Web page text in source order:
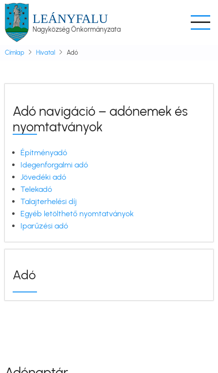
Ugrás
tartalomra
LEÁNYFALU
Nagyközség Önkormányzata
Címlap Hivatal Adó
Adó navigáció – adónemek és
nyomtatványok
Építményadó
Idegenforgalmi adó
Jövedéki adó
Telekadó
Talajterhelési díj
Egyéb letölthető nyomtatványok
Iparűzési adó
Adó